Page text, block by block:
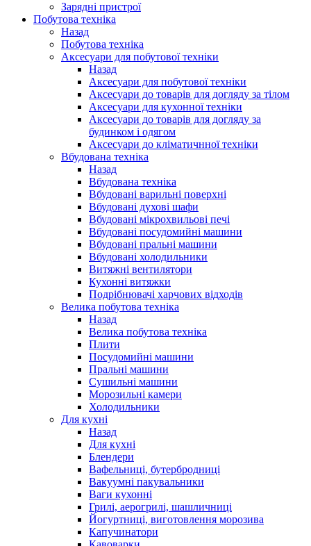
Зарядні пристрої
Побутова техніка
Назад
Побутова техніка
Аксесуари для побутової техніки
Назад
Аксесуари для побутової техніки
Аксесуари до товарів для догляду за тілом
Аксесуари для кухонної техніки
Аксесуари до товарів для догляду за
будинком і одягом
Аксесуари до кліматичнної техніки
Вбудована техніка
Назад
Вбудована техніка
Вбудовані варильні поверхні
Вбудовані духові шафи
Вбудовані мікрохвильові печі
Вбудовані посудомийні машини
Вбудовані пральні машини
Вбудовані холодильники
Витяжні вентилятори
Кухонні витяжки
Подрібнювачі харчових відходів
Велика побутова техніка
Назад
Велика побутова техніка
Плити
Посудомийні машини
Пральні машини
Сушильні машини
Морозильні камери
Холодильники
Для кухні
Назад
Для кухні
Блендери
Вафельниці, бутербродниці
Вакуумні пакувальники
Ваги кухонні
Грилі, аерогрилі, шашличниці
Йогуртниці, виготовлення морозива
Капучинатори